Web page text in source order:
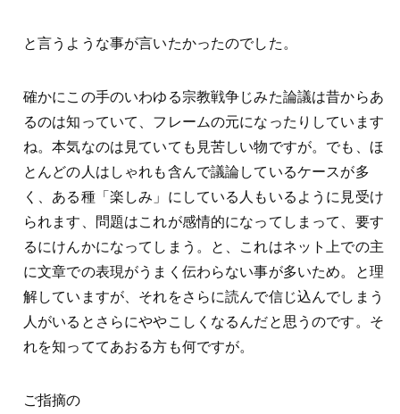
と言うような事が言いたかったのでした。
確かにこの手のいわゆる宗教戦争じみた論議は昔からあ
るのは知っていて、フレームの元になったりしています
ね。本気なのは見ていても見苦しい物ですが。でも、ほ
とんどの人はしゃれも含んで議論しているケースが多
く、ある種「楽しみ」にしている人もいるように見受け
られます、問題はこれが感情的になってしまって、要す
るにけんかになってしまう。と、これはネット上での主
に文章での表現がうまく伝わらない事が多いため。と理
解していますが、それをさらに読んで信じ込んでしまう
人がいるとさらにややこしくなるんだと思うのです。そ
れを知っててあおる方も何ですが。
ご指摘の